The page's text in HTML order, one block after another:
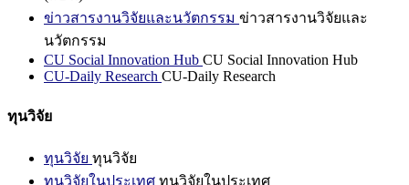
ข่าวสารงานวิจัยและนวัตกรรม ข่าวสารงานวิจัยและ
นวัตกรรม
CU Social Innovation Hub CU Social Innovation Hub
CU-Daily Research CU-Daily Research
ทุนวิจัย
ทุนวิจัย ทุนวิจัย
ทุนวิจัยในประเทศ ทุนวิจัยในประเทศ